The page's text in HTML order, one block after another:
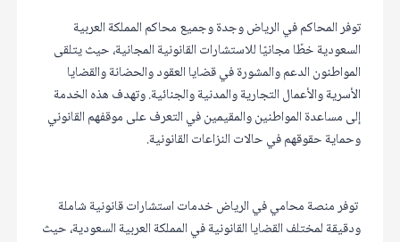
توفر المحاكم في الرياض وجدة وجميع محاكم المملكة العربية
السعودية خطًا مجانيًا للاستشارات القانونية المجانية، حيث يتلقى
المواطنون الدعم والمشورة في قضايا العقود والحضانة والقضايا
الأسرية والأعمال التجارية والمدنية والجنائية. وتهدف هذه الخدمة
إلى مساعدة المواطنين والمقيمين في التعرف على موقفهم القانوني
وحماية حقوقهم في حالات النزاعات القانونية.
توفر منصة محامي في الرياض خدمات استشارات قانونية شاملة
ودقيقة لمختلف القضايا القانونية في المملكة العربية السعودية، حيث